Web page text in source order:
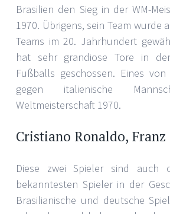
Brasilien den Sieg in der WM-
1970. Übrigens, sein Team wurde
Teams im 20. Jahrhundert
hat sehr grandiose Tore in
Fußballs geschossen. Eines
gegen italienische
Weltmeisterschaft 1970.
Cristiano Ronaldo, Franz
Diese zwei Spieler sind auch
bekanntesten Spieler in der
Brasilianische und deutsche